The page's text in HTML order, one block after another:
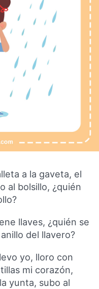
a la gaveta, el
al bolsillo, ¿quién
llaves, ¿quién se
del llavero?
yo, lloro con
mi corazón,
yunta, subo al